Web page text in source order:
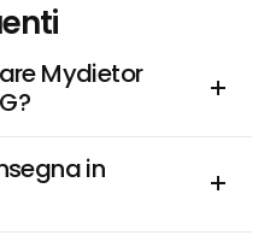
Mydietor
in